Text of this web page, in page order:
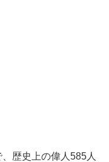
歴史上の偉人585人